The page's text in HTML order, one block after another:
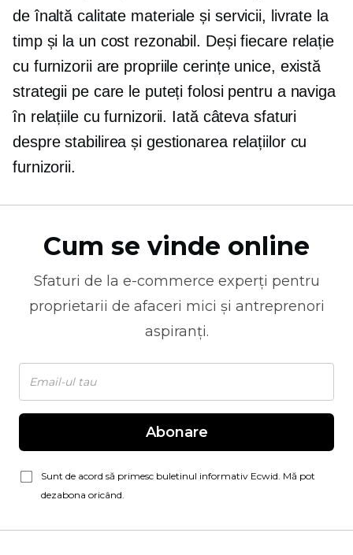
de înaltă calitate materiale și servicii, livrate la
timp și la un cost rezonabil. Deși fiecare relație
cu furnizorii are propriile cerințe unice, există
strategii pe care le puteți folosi pentru a naviga
în relațiile cu furnizorii. Iată câteva sfaturi
despre stabilirea și gestionarea relațiilor cu
furnizorii.
Cum se vinde online
Sfaturi de la e-commerce experți pentru
proprietarii de afaceri mici și antreprenori
aspiranți.
Abonare
Sunt de acord să primesc buletinul informativ Ecwid. Mă pot
dezabona oricând.